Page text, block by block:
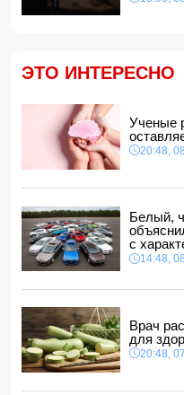
Найдено тело
обвинений в адрес
ВС РФ взяли под
области
14:04, 08.08.2026
Прогноз погоды в
14:00, 08.08.2026
Никол Пашинян
12:48, 08.08.2026
СМИ: США ищут на Кубе
"венесуэльского
ЭТО ИНТЕРЕСНО
Ученые
20:48,
Белый,
с
14:48,
Врач
для
20:48,